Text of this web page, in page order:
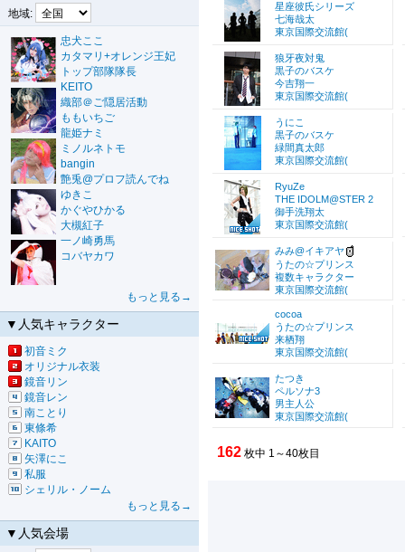
地域:
忠犬ここ
カタマリ+オレンジ王妃
トップ部隊隊長
KEITO
織部＠ご隠居活動
ももいちご
龍姫ナミ
ミノルネトモ
bangin
艶兎@プロフ読んでね
ゆきこ
かぐやひかる
大槻紅子
一ノ崎勇馬
コバヤカワ
もっと見る→
▼人気キャラクター
初音ミク
オリジナル衣装
鏡音リン
鏡音レン
南ことり
東條希
KAITO
矢澤にこ
私服
シェリル・ノーム
もっと見る→
▼人気会場
星座彼氏シリーズ
七海哉太
東京国際交流館(
狼牙夜対鬼
黒子のバスケ
今吉翔一
東京国際交流館(
うにこ
黒子のバスケ
緑間真太郎
東京国際交流館(
RyuZe
THE IDOLM@STER 2
御手洗翔太
東京国際交流館(
みみ@イキアヤ
うたの☆プリンス
複数キャラクター
東京国際交流館(
cocoa
うたの☆プリンス
来栖翔
東京国際交流館(
たつき
ペルソナ3
男主人公
東京国際交流館(
162 枚中 1～40枚目